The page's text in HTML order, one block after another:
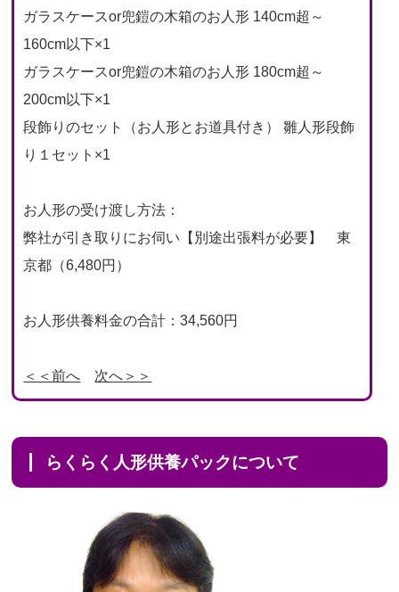
ガラスケースor兜鎧の木箱のお人形 140cm超～
160cm以下×1
ガラスケースor兜鎧の木箱のお人形 180cm超～
200cm以下×1
段飾りのセット（お人形とお道具付き） 雛人形段飾
り１セット×1
お人形の受け渡し方法：
弊社が引き取りにお伺い【別途出張料が必要】 東
京都（6,480円）
お人形供養料金の合計：34,560円
＜＜前へ 次へ＞＞
らくらく人形供養パックについて